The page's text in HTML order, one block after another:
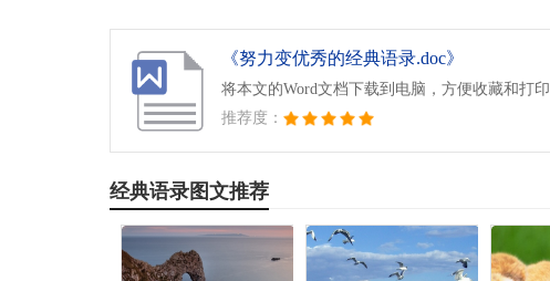
《努力变优秀的经典语录.doc》
将本文的Word文档下载到电脑，方便收藏和打印
推荐度：
经典语录图文推荐